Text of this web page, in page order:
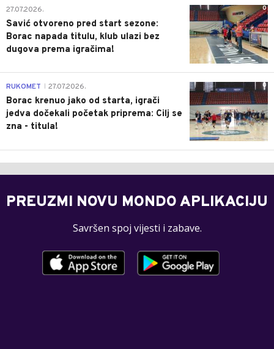
0
27.07.2026.
Savić otvoreno pred start sezone:
Borac napada titulu, klub ulazi bez
dugova prema igračima!
0
RUKOMET 27.07.2026.
Borac krenuo jako od starta, igrači
jedva dočekali početak priprema: Cilj se
zna - titula!
PREUZMI NOVU MONDO APLIKACIJU
Savršen spoj vijesti i zabave.